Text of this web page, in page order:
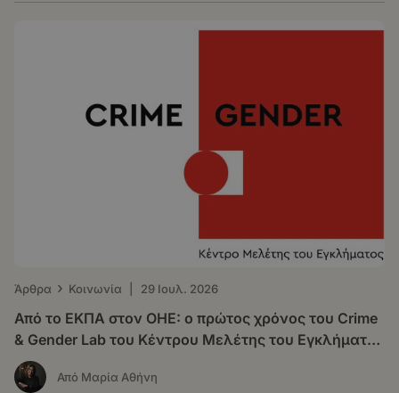
Άρθρα › Κοινωνία 29 Ιουλ. 2026
Από το ΕΚΠΑ στον ΟΗΕ: o πρώτος χρόνος του Crime
& Gender Lab του Κέντρου Μελέτης του Εγκλήματος
(ΚΕ.Μ.Ε.)
Από Μαρία Αθήνη